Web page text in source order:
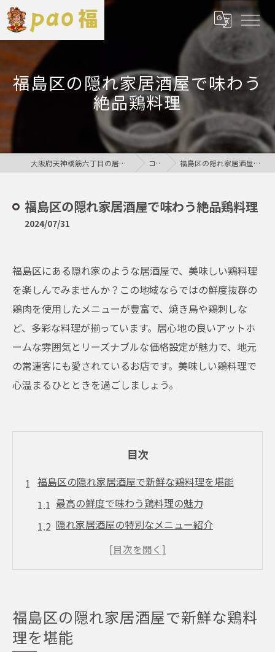
福島区の隠れ家居酒屋で味わう
絶品鶏料理
大阪府天神橋筋六丁目の居酒屋なら鶏居酒屋pao福 コラム 福島区の隠れ家居酒屋で味わう絶品鶏料理
福島区の隠れ家居酒屋で味わう絶品鶏料理
2024/07/31
福島区にある隠れ家のような居酒屋で、美味しい鶏料理
を楽しんでみませんか？この地域ならではの鮮度抜群の
鶏肉を使用したメニューが豊富で、焼き鳥や鶏刺しな
ど、多彩な料理が揃っています。居心地の良いアットホ
ームな雰囲気とリーズナブルな価格設定が魅力で、地元
の常連客にも愛されているお店です。美味しい鶏料理で
心温まるひとときを過ごしましょう。
目次
福島区の隠れ家居酒屋で新鮮な鶏料理を堪能
最高の鮮度で味わう鶏料理の魅力
隠れ家居酒屋の特別なメニュー紹介
新鮮な鶏肉を使った人気料理ベスト3
地元で愛される理由とは？
居心地が良い理由とその魅力
居心地抜群の福島区居酒屋で味わう絶品鶏料理
福島区の隠れ家居酒屋で新鮮な鶏料
理を堪能